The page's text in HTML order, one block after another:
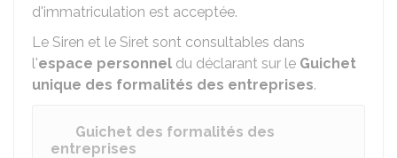
d'immatriculation est acceptée.
Le Siren et le Siret sont consultables dans
l'espace personnel du déclarant sur le Guichet
unique des formalités des entreprises.
Guichet des formalités des
entreprises